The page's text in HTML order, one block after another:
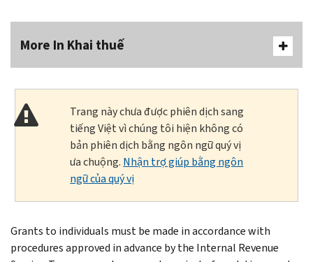
More In Khai thuế
Trang này chưa được phiên dịch sang
tiếng Việt vì chúng tôi hiện không có
bản phiên dịch bằng ngôn ngữ quý vị
ưa chuộng. Nhận trợ giúp bằng ngôn
ngữ của quý vị
Grants to individuals must be made in accordance with
procedures approved in advance by the Internal Revenue